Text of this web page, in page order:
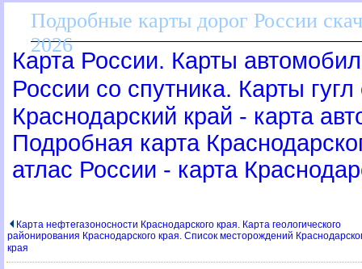
Подробные карты дорог России
2026
Карта России. Карты
России со спутника. Карты
Краснодарский край - карта
Подробная карта
атлас России - карта
Карта нефтегазоносности Краснодарского края. Карта геологического
районирования Краснодарского края. Список месторождений
края